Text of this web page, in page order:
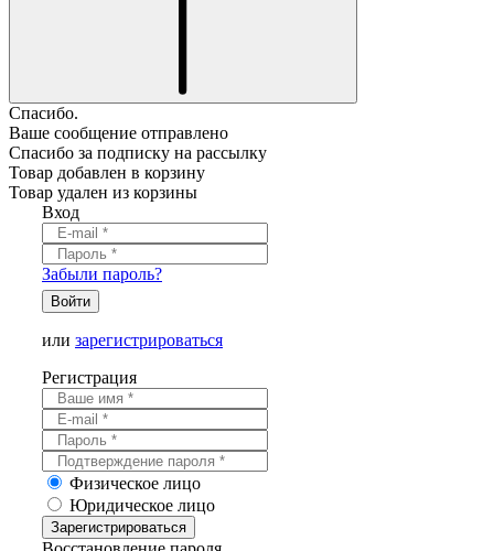
Спасибо.
Ваше сообщение отправлено
Спасибо за подписку на рассылку
Товар добавлен в корзину
Товар удален из корзины
Вход
Забыли пароль?
Войти
или зарегистрироваться
Регистрация
Физическое лицо
Юридическое лицо
Зарегистрироваться